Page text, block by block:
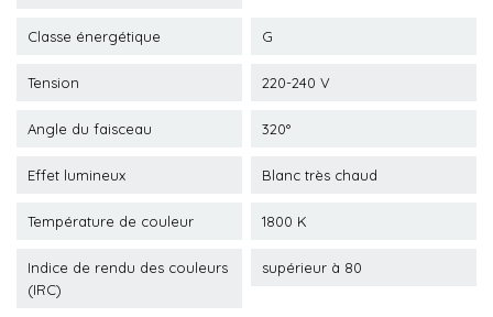
Classe énergétique G
Tension 220-240 V
Angle du faisceau 320°
Effet lumineux Blanc très chaud
Température de couleur 1800 K
Indice de rendu des couleurs
(IRC)
supérieur à 80